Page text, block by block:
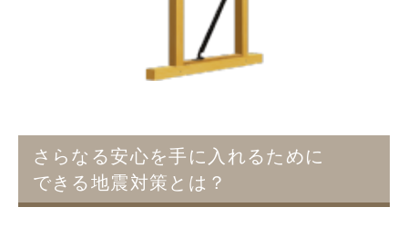
さらなる安心を手に入れるために
できる地震対策とは？